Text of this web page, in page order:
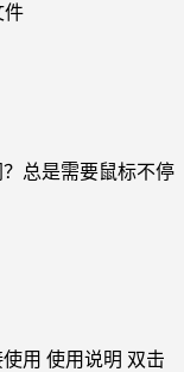
件
总是需要鼠标不停
用 使用说明 双击